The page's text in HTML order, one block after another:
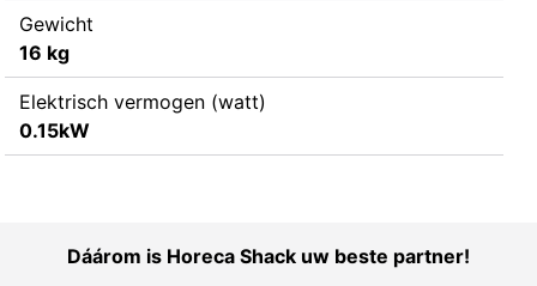
Gewicht
16 kg
Elektrisch vermogen (watt)
0.15kW
Dáárom is Horeca Shack uw beste partner!